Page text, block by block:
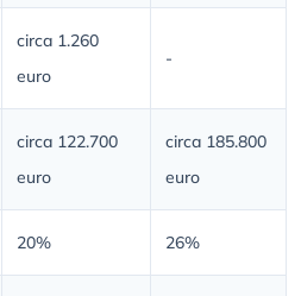
circa 1.260
euro
-
circa 122.700
euro
circa 185.800
euro
20% 26%